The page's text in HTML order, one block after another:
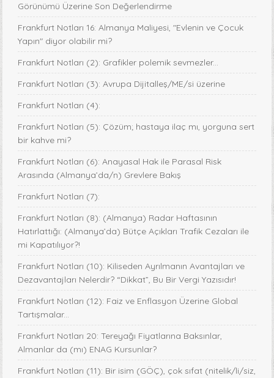
Görünümü Üzerine Son Değerlendirme
Frankfurt Notları 16: Almanya Maliyesi, "Evlenin ve Çocuk
Yapın" diyor olabilir mi?
Frankfurt Notları (2): Grafikler polemik sevmezler...
Frankfurt Notları (3): Avrupa Dijitalleş/ME/si üzerine
Frankfurt Notları (4):
Frankfurt Notları (5): Çözüm; hastaya ilaç mı, yorguna sert
bir kahve mi?
Frankfurt Notları (6): Anayasal Hak ile Parasal Risk
Arasında (Almanya’da/n) Grevlere Bakış
Frankfurt Notları (7):
Frankfurt Notları (8): (Almanya) Radar Haftasının
Hatırlattığı: (Almanya’da) Bütçe Açıkları Trafik Cezaları ile
mi Kapatılıyor?!
Frankfurt Notları (10): Kiliseden Ayrılmanın Avantajları ve
Dezavantajları Nelerdir? “Dikkat”, Bu Bir Vergi Yazısıdır!
Frankfurt Notları (12): Faiz ve Enflasyon Üzerine Global
Tartışmalar...
Frankfurt Notları 20: Tereyağı Fiyatlarına Baksınlar,
Almanlar da (mı) ENAG Kursunlar?
Frankfurt Notları (11): Bir isim (GÖÇ), çok sıfat (nitelik/li/siz,